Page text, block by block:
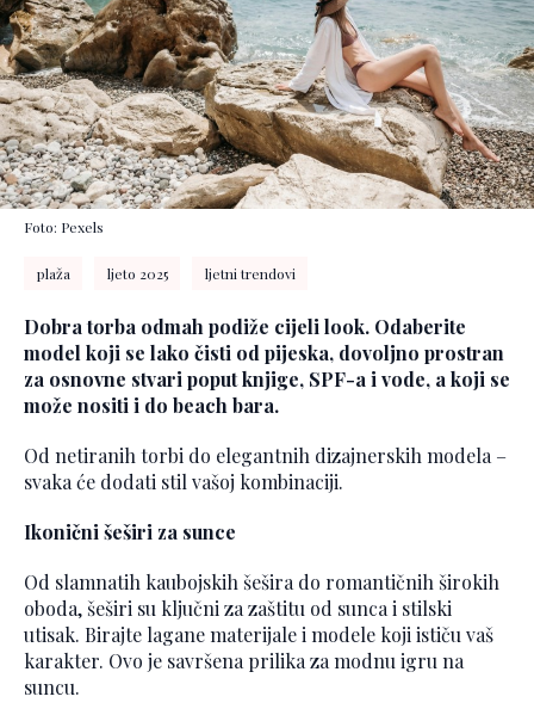
Foto: Pexels
plaža ljeto 2025 ljetni trendovi
Dobra torba odmah podiže cijeli look. Odaberite
model koji se lako čisti od pijeska, dovoljno prostran
za osnovne stvari poput knjige, SPF-a i vode, a koji se
može nositi i do beach bara.
Od netiranih torbi do elegantnih dizajnerskih modela –
svaka će dodati stil vašoj kombinaciji.
Ikonični šeširi za sunce
Od slamnatih kaubojskih šešira do romantičnih širokih
oboda, šeširi su ključni za zaštitu od sunca i stilski
utisak. Birajte lagane materijale i modele koji ističu vaš
karakter. Ovo je savršena prilika za modnu igru na
suncu.